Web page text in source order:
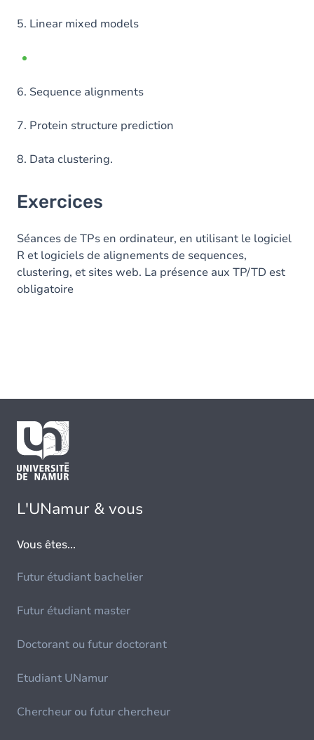
5. Linear mixed models
6. Sequence alignments
7. Protein structure prediction
8. Data clustering.
Exercices
Séances de TPs en ordinateur, en utilisant le logiciel
R et logiciels de alignements de sequences,
clustering, et sites web. La présence aux TP/TD est
obligatoire
L'UNamur & vous
Vous êtes...
Futur étudiant bachelier
Futur étudiant master
Doctorant ou futur doctorant
Etudiant UNamur
Chercheur ou futur chercheur